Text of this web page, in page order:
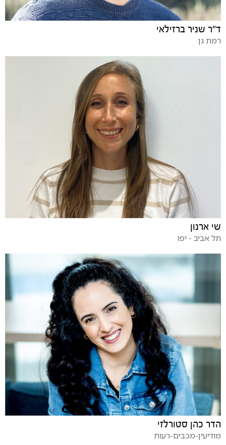
ד"ר שניר ברזילאי
רמת גן
שי ארנון
תל אביב - יפו
הדר כהן סטורלזי
מודיעין-מכבים-רעות